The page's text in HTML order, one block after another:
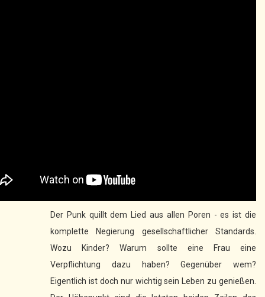
Der Punk quillt dem Lied aus allen Poren - es ist die
komplette Negierung gesellschaftlicher Standards.
Wozu Kinder? Warum sollte eine Frau eine
Verpflichtung dazu haben? Gegenüber wem?
Eigentlich ist doch nur wichtig sein Leben zu genießen.